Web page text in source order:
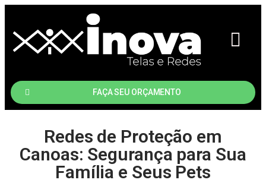
FAÇA SEU ORÇAMENTO
Redes de Proteção em
Canoas: Segurança para Sua
Família e Seus Pets